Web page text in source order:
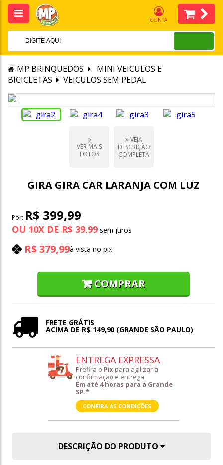
CONTA
MP BRINQUEDOS
MINI VEICULOS E
BICICLETAS
VEICULOS SEM PEDAL
VER MAIS
FOTOS
VEJA
DESCRIÇÃO
COMPLETA
GIRA GIRA CAR LARANJA COM LUZ
Por: R$ 399,99
OU 10X DE R$ 39,99
R$ 379,99à vista no pix
COMPRAR
FRETE GRÁTIS
ACIMA DE R$ 149,90 (GRANDE SÃO PAULO)
ENTREGA EXPRESSA
Prefira o Pix para agilizar a
confirmação e entrega.
Em até 4 horas para a Grande
SP.*
CONFIRA AS CONDIÇÕES
DESCRIÇÃO DO PRODUTO